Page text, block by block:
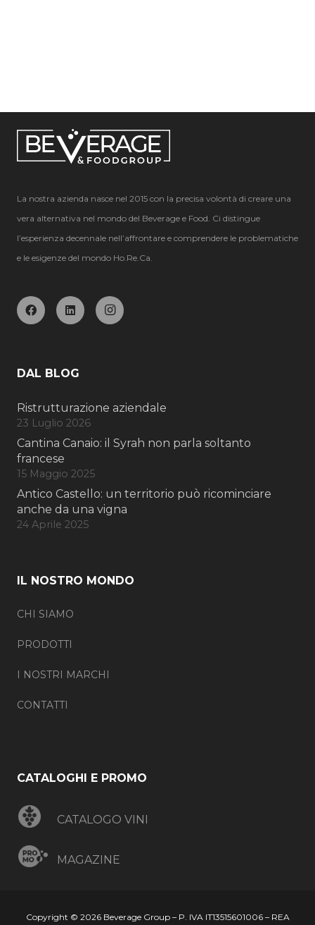
La nostra azienda nasce nel 2015 con la precisa volontà di creare una
vera alternativa nel mondo del Beverage e Food. Ci distingue
l’esperienza decennale nell’affrontare e comprendere le problematiche
e le esigenze del mondo Ho.Re.Ca.
DAL BLOG
Ristrutturazione aziendale
23 Luglio 2026
Cantina Canaio: il Syrah non parla soltanto
francese
15 Maggio 2025
Antico Castello: un territorio può ricominciare
anche da una vigna
24 Aprile 2025
IL NOSTRO MONDO
CHI SIAMO
PRODOTTI
I NOSTRI MARCHI
CONTATTI
CATALOGHI E PROMO
CATALOGO VINI
MAGAZINE
Copyright © 2026 Beverage Group – P. IVA IT13515601006 – REA